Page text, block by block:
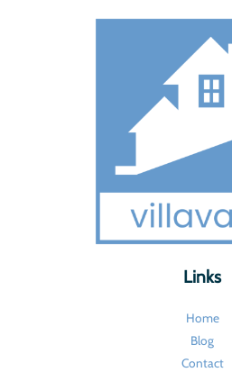
Links
Home
Blog
Contact